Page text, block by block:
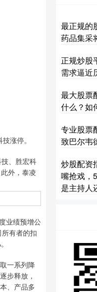
涨停。
、胜宏科
外，泰凌
业绩预增公
有者的扣
一系列降
步释放，
、产品多
最正规的
药品集采
正规炒股
需求逼近
最大股票
什么？如
专业股票
致巴尔韦
炒股配资
嘴抢戏，
是主持人